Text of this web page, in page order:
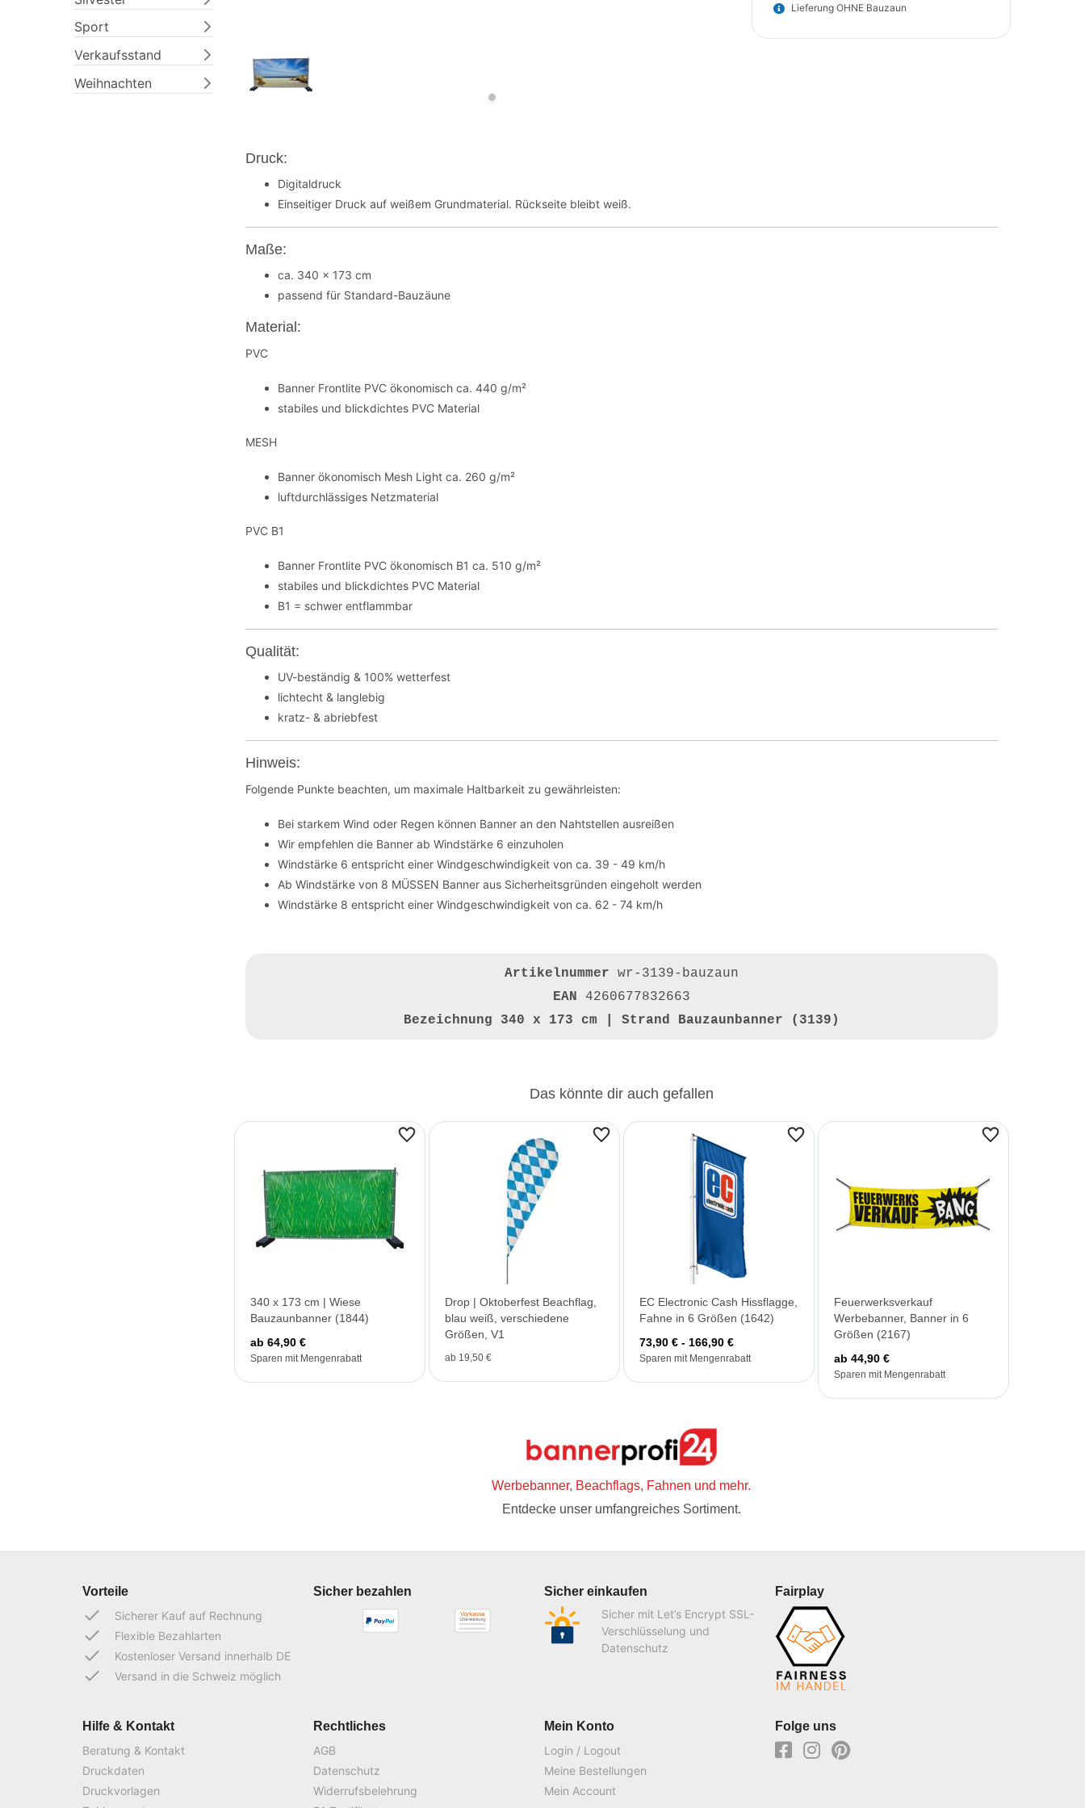
Sport
Verkaufsstand
Weihnachten
Lieferung OHNE Bauzaun
Druck:
Digitaldruck
Einseitiger Druck auf weißem Grundmaterial. Rückseite bleibt weiß.
Maße:
ca. 340 x 173 cm
passend für Standard-Bauzäune
Material:
PVC
Banner Frontlite PVC ökonomisch ca. 440 g/m²
stabiles und blickdichtes PVC Material
MESH
Banner ökonomisch Mesh Light ca. 260 g/m²
luftdurchlässiges Netzmaterial
PVC B1
Banner Frontlite PVC ökonomisch B1 ca. 510 g/m²
stabiles und blickdichtes PVC Material
B1 = schwer entflammbar
Qualität:
UV-beständig & 100% wetterfest
lichtecht & langlebig
kratz- & abriebfest
Hinweis:
Folgende Punkte beachten, um maximale Haltbarkeit zu gewährleisten:
Bei starkem Wind oder Regen können Banner an den Nahtstellen ausreißen
Wir empfehlen die Banner ab Windstärke 6 einzuholen
Windstärke 6 entspricht einer Windgeschwindigkeit von ca. 39 - 49 km/h
Ab Windstärke von 8 MÜSSEN Banner aus Sicherheitsgründen eingeholt werden
Windstärke 8 entspricht einer Windgeschwindigkeit von ca. 62 - 74 km/h
Artikelnummer wr-3139-bauzaun
EAN 4260677832663
Bezeichnung 340 x 173 cm | Strand Bauzaunbanner (3139)
Das könnte dir auch gefallen
340 x 173 cm | Wiese
Bauzaunbanner (1844)
ab 64,90 €
Sparen mit Mengenrabatt
Drop | Oktoberfest Beachflag,
blau weiß, verschiedene
Größen, V1
ab 19,50 €
EC Electronic Cash Hissflagge,
Fahne in 6 Größen (1642)
73,90 € - 166,90 €
Sparen mit Mengenrabatt
Feuerwerksverkauf
Werbebanner, Banner in 6
Größen (2167)
ab 44,90 €
Sparen mit Mengenrabatt
Werbebanner, Beachflags, Fahnen und mehr.
Entdecke unser umfangreiches Sortiment.
Vorteile
done Sicherer Kauf auf Rechnung
done Flexible Bezahlarten
done Kostenloser Versand innerhalb DE
done Versand in die Schweiz möglich
Sicher bezahlen
Sicher einkaufen
Sicher mit Let’s Encrypt SSL-
Verschlüsselung und
Datenschutz
Fairplay
Hilfe & Kontakt
Beratung & Kontakt
Druckdaten
Druckvorlagen
Rechtliches
AGB
Datenschutz
Widerrufsbelehrung
Mein Konto
Login / Logout
Meine Bestellungen
Mein Account
Folge uns